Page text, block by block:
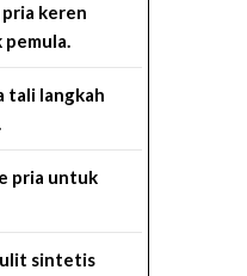
keren
pemula.
tali langkah
pria untuk
sintetis